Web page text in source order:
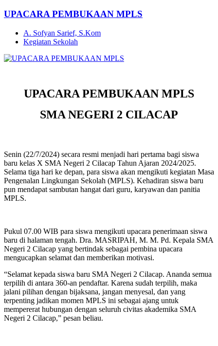
UPACARA PEMBUKAAN MPLS
A. Sofyan Sarief, S.Kom
Kegiatan Sekolah
UPACARA PEMBUKAAN MPLS
SMA NEGERI 2 CILACAP
Senin (22/7/2024) secara resmi menjadi hari pertama bagi siswa
baru kelas X SMA Negeri 2 Cilacap Tahun Ajaran 2024/2025.
Selama tiga hari ke depan, para siswa akan mengikuti kegiatan Masa
Pengenalan Lingkungan Sekolah (MPLS). Kehadiran siswa baru
pun mendapat sambutan hangat dari guru, karyawan dan panitia
MPLS.
Pukul 07.00 WIB para siswa mengikuti upacara penerimaan siswa
baru di halaman tengah. Dra. MASRIPAH, M. M. Pd. Kepala SMA
Negeri 2 Cilacap yang bertindak sebagai pembina upacara
mengucapkan selamat dan memberikan motivasi.
“Selamat kepada siswa baru SMA Negeri 2 Cilacap. Ananda semua
terpilih di antara 360-an pendaftar. Karena sudah terpilih, maka
jalani pilihan dengan bijaksana, jangan menyesal, dan yang
terpenting jadikan momen MPLS ini sebagai ajang untuk
mempererat hubungan dengan seluruh civitas akademika SMA
Negeri 2 Cilacap,” pesan beliau.